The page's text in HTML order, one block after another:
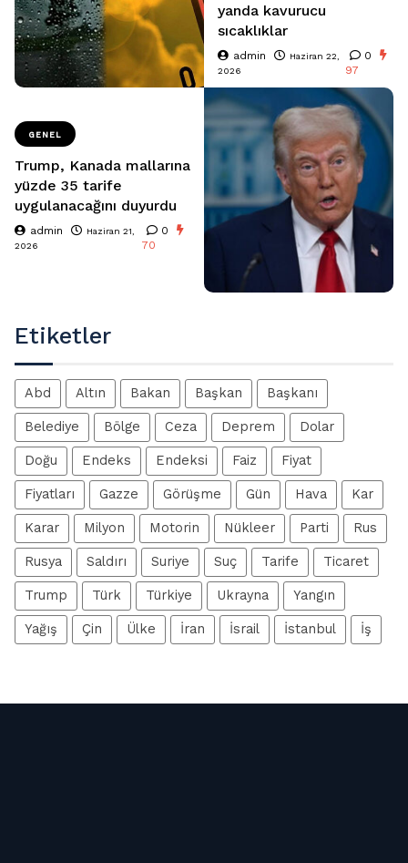
yanda kavurucu
sıcaklıklar
admin
Haziran 22,
2026
0
97
GENEL
Trump, Kanada mallarına
yüzde 35 tarife
uygulanacağını duyurdu
admin
Haziran 21,
2026
0
70
Etiketler
Abd Altın Bakan Başkan Başkanı
Belediye Bölge Ceza Deprem Dolar
Doğu Endeks Endeksi Faiz Fiyat
Fiyatları Gazze Görüşme Gün Hava Kar
Karar Milyon Motorin Nükleer Parti Rus
Rusya Saldırı Suriye Suç Tarife Ticaret
Trump Türk Türkiye Ukrayna Yangın
Yağış Çin Ülke İran İsrail İstanbul İş